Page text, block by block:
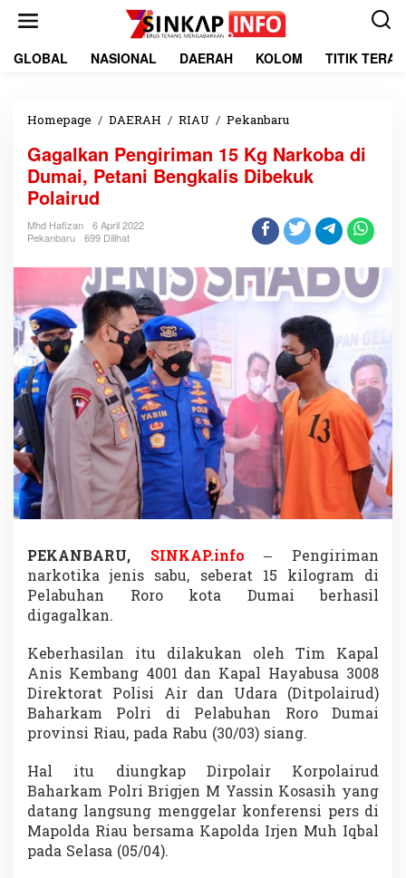
GLOBAL NASIONAL DAERAH KOLOM TITIK
Homepage / DAERAH / RIAU / Pekanbaru
g
a
l
a
n
e
n
g
i
r
i
m
a
n
5
K
g
b
a
d
m
a
i
,
P
e
a
n
i
B
e
Gagalkan Pengiriman 15 Kg Narkoba di
Dumai, Petani Bengkalis Dibekuk
Polairud
Mhd Hafizan
6 April 2022
Pekanbaru
699 Dilihat
PEKANBARU, SINKAP.info – Pengiriman
narkotika jenis sabu, seberat 15 kilogram di
Pelabuhan Roro kota Dumai berhasil
digagalkan.
Keberhasilan itu dilakukan oleh Tim Kapal
Anis Kembang 4001 dan Kapal Hayabusa 3008
Direktorat Polisi Air dan Udara (Ditpolairud)
Baharkam Polri di Pelabuhan Roro Dumai
provinsi Riau, pada Rabu (30/03) siang.
Hal itu diungkap Dirpolair Korpolairud
Baharkam Polri Brigjen M Yassin Kosasih yang
datang langsung menggelar konferensi pers di
Mapolda Riau bersama Kapolda Irjen Muh Iqbal
pada Selasa (05/04).